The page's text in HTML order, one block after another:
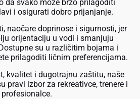
da svako može brzo prilagoditi
i osigurati dobro prijanjanje.
naočare doprinose i sigurnosti, jer
orijentaciju u vodi i smanjuju
su u različitim bojama i
prilagoditi ličnim preferencijama.
kvalitet i dugotrajnu zaštitu, naše
pravi izbor za rekreativce, trenere i
profesionalce.